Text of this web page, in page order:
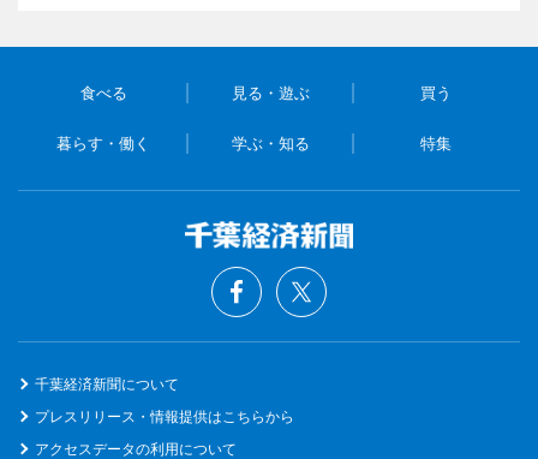
食べる 見る・遊ぶ 買う
暮らす・働く 学ぶ・知る 特集
千葉経済新聞について
プレスリリース・情報提供はこちらから
アクセスデータの利用について